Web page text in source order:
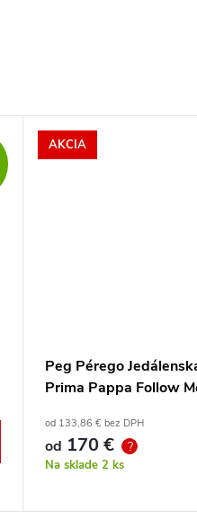
AKCIA
Peg Pérego
Prima Pappa Follow
od 133,86 € bez DPH
od 170 € ?
Na sklade 2 ks